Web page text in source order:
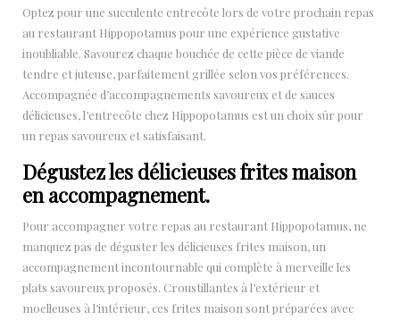
Optez pour une succulente entrecôte lors de votre prochain repas
au restaurant Hippopotamus pour une expérience gustative
inoubliable. Savourez chaque bouchée de cette pièce de viande
tendre et juteuse, parfaitement grillée selon vos préférences.
Accompagnée d’accompagnements savoureux et de sauces
délicieuses, l’entrecôte chez Hippopotamus est un choix sûr pour
un repas savoureux et satisfaisant.
Dégustez les délicieuses frites maison
en accompagnement.
Pour accompagner votre repas au restaurant Hippopotamus, ne
manquez pas de déguster les délicieuses frites maison, un
accompagnement incontournable qui complète à merveille les
plats savoureux proposés. Croustillantes à l’extérieur et
moelleuses à l’intérieur, ces frites maison sont préparées avec